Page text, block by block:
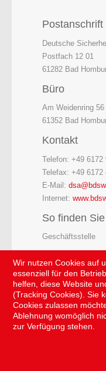
Postanschrift
Deutsche
Postfach 12 01
61282 Bad
Büro
Am Weidenring 56
61352 Bad
Kontakt
Telefon: +49 6172
Telefax: +49 6172
E-Mail:
Internet:
So finden
Geschäftsstelle
Der
Wir nutzen Cookies auf
essenziell für den
helfen, diese Website
(Tracking Cookies). Sie
Cookies zulassen
Ablehnung womöglich
zur Verfügung stehen.